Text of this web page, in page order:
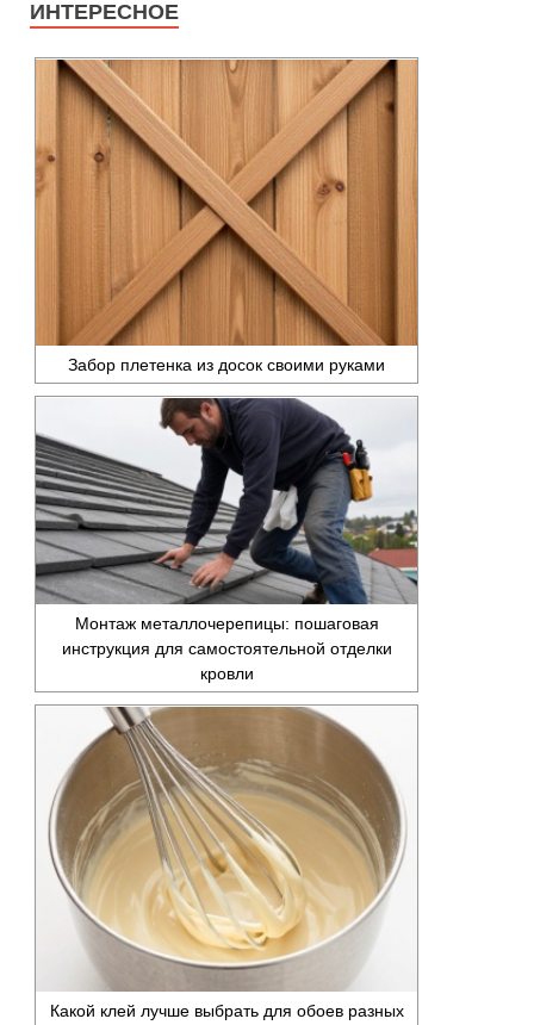
ИНТЕРЕСНОЕ
Забор плетенка из досок своими руками
Монтаж металлочерепицы: пошаговая
инструкция для самостоятельной отделки
кровли
Какой клей лучше выбрать для обоев разных